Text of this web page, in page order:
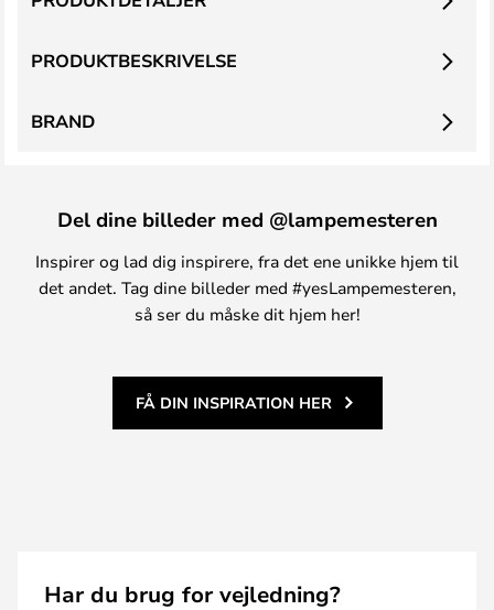
PRODUKTBESKRIVELSE
BRAND
Del dine billeder med @lampemesteren
Inspirer og lad dig inspirere, fra det ene unikke hjem til
det andet. Tag dine billeder med #yesLampemesteren,
så ser du måske dit hjem her!
FÅ DIN INSPIRATION HER
Har du brug for vejledning?